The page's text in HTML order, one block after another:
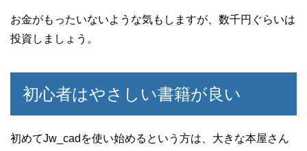
お金がもったいないような気もしますが、数千円ぐらいは
投資しましょう。
初心者はやさしい書籍が良い
初めてJw_cadを使い始めるという方は、大きな本屋さん